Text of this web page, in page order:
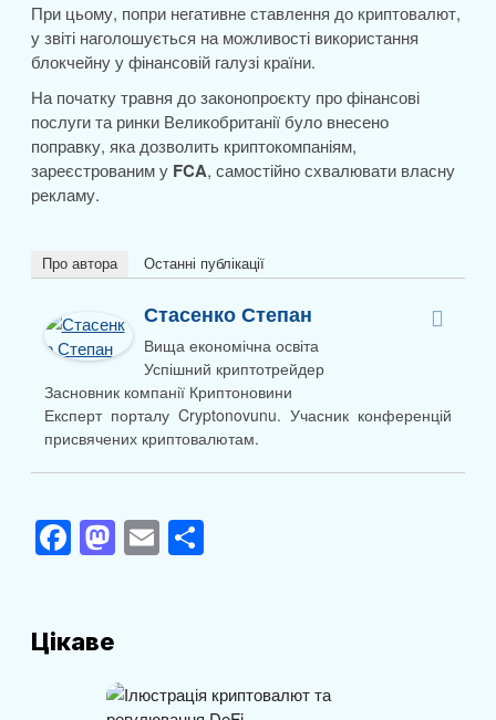
При цьому, попри негативне ставлення до криптовалют,
у звіті наголошується на можливості використання
блокчейну у фінансовій галузі країни.
На початку травня до законопроєкту про фінансові
послуги та ринки Великобританії було внесено
поправку, яка дозволить криптокомпаніям,
зареєстрованим у FCA, самостійно схвалювати власну
рекламу.
Про автора Останні публікації
Стасенко Степан
Вища економічна освіта
Успішний криптотрейдер
Засновник компанії Криптоновини
Експерт порталу Cryptonovunu. Учасник конференцій
присвячених криптовалютам.
F
a
e
M
a
d
E
m
П
и
Цікаве